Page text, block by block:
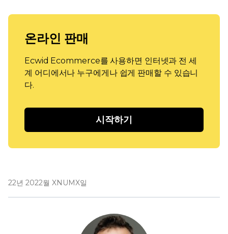
온라인 판매
Ecwid Ecommerce를 사용하면 인터넷과 전 세
계 어디에서나 누구에게나 쉽게 판매할 수 있습니
다.
시작하기
22년 2022월 XNUMX일